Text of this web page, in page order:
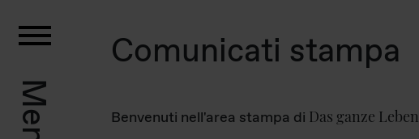
Menu
Comunicati stampa
Benvenuti nell'area stampa di Das ganze Leben